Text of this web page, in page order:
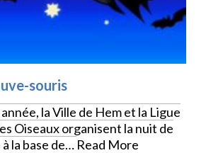
souris
la Ville de Hem et la Ligue
Oiseaux organisent la nuit de
la base de… Read More